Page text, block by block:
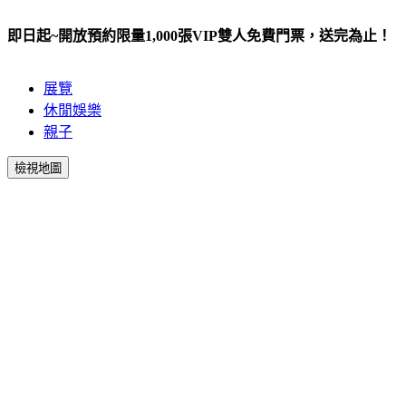
即日起~開放預約限量1,000張VIP雙人免費門票，送完為止！
展覽
休閒娛樂
親子
檢視地圖